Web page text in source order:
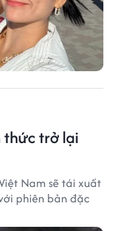
thức trở lại
Nam sẽ tái xuất
phiên bản đặc